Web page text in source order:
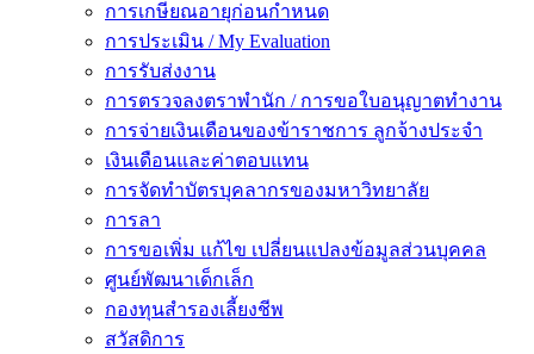
การเกษียณอายุก่อนกำหนด
การประเมิน / My Evaluation
การรับส่งงาน
การตรวจลงตราพำนัก / การขอใบอนุญาตทำงาน
การจ่ายเงินเดือนของข้าราชการ ลูกจ้างประจำ
เงินเดือนและค่าตอบแทน
การจัดทำบัตรบุคลากรของมหาวิทยาลัย
การลา
การขอเพิ่ม แก้ไข เปลี่ยนแปลงข้อมูลส่วนบุคคล
ศูนย์พัฒนาเด็กเล็ก
กองทุนสำรองเลี้ยงชีพ
สวัสดิการ